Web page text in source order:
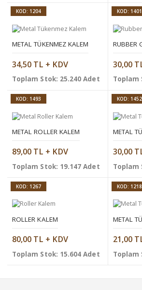
KOD: 1204
METAL TÜKENMEZ KALEM
34,50 TL + KDV
Toplam Stok: 25.240 Adet
KOD: 1401
30,00
Toplam
KOD: 1493
METAL ROLLER KALEM
89,00 TL + KDV
Toplam Stok: 19.147 Adet
KOD: 1452
METAL
30,00
Toplam
KOD: 1267
ROLLER KALEM
80,00 TL + KDV
Toplam Stok: 15.604 Adet
KOD: 1218
METAL
21,00
Toplam